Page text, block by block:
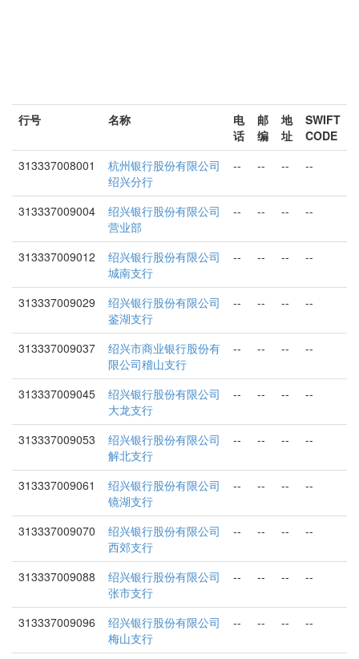
行号 名称
电
话
邮
编
地
址
SWIFT
CODE
313337008001
杭州银行股份有限公司
绍兴分行
-- -- -- --
313337009004
绍兴银行股份有限公司
营业部
-- -- -- --
313337009012
绍兴银行股份有限公司
城南支行
-- -- -- --
313337009029
绍兴银行股份有限公司
鉴湖支行
-- -- -- --
313337009037
绍兴市商业银行股份有
限公司稽山支行
-- -- -- --
313337009045
绍兴银行股份有限公司
大龙支行
-- -- -- --
313337009053
绍兴银行股份有限公司
解北支行
-- -- -- --
313337009061
绍兴银行股份有限公司
镜湖支行
-- -- -- --
313337009070
绍兴银行股份有限公司
西郊支行
-- -- -- --
313337009088
绍兴银行股份有限公司
张市支行
-- -- -- --
313337009096
绍兴银行股份有限公司
梅山支行
-- -- -- --